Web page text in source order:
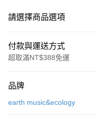
請選擇商品選項
付款與運送方式
超取滿NT$388免運
信用卡一次付款
品牌
earth music&ecology